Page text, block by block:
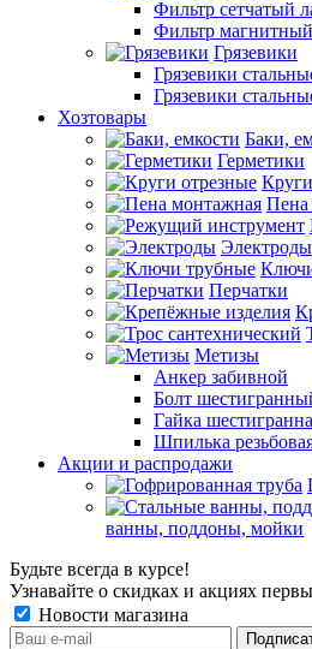
Фильтр сетчатый
Фильтр
Грязевики
Грязевики
Грязевики
Хозтовары
Баки,
Герметики
Пена
Электроды
Перчатки
Метизы
Анкер забивной
Болт
Гайка
Шпилька
Акции и распродажи
ванны, поддоны, мойки
Будьте всегда в курсе!
Узнавайте о скидках и акциях
Новости магазина